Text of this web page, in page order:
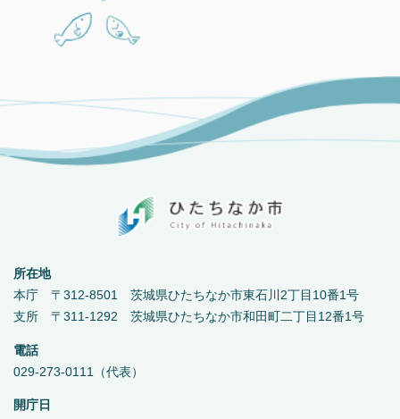
所在地
本庁 〒312-8501 茨城県ひたちなか市東石川2丁目10番1号
支所 〒311-1292 茨城県ひたちなか市和田町二丁目12番1号
電話
029-273-0111（代表）
開庁日